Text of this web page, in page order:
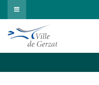
Passer
au
contenu